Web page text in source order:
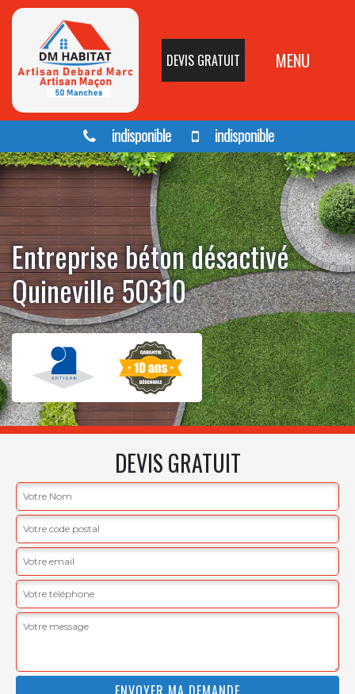
DEVIS GRATUIT MENU
indisponible indisponible
Entreprise béton désactivé
Quineville 50310
DEVIS GRATUIT